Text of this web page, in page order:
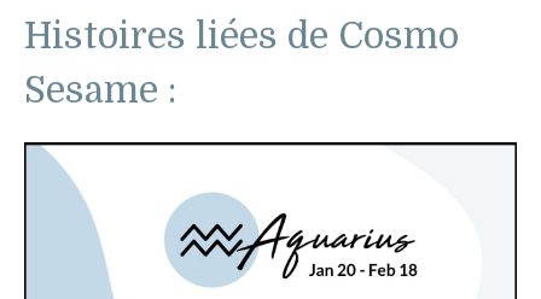
Histoires liées de Cosmo
Sesame :